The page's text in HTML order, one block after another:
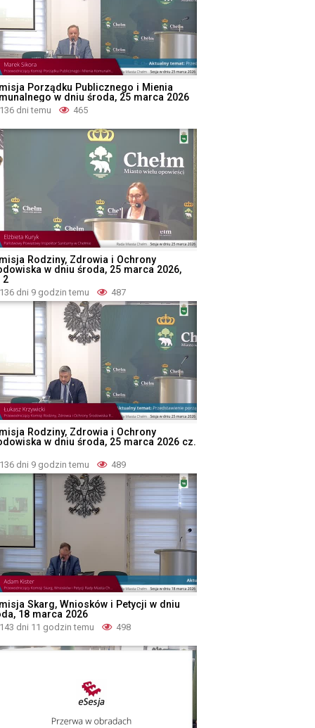
Porządku Publicznego i Mienia
w dniu środa, 25 marca 2026
136 dni temu 465
Rodziny, Zdrowia i Ochrony
w dniu środa, 25 marca 2026,
2
136 dni 9 godzin temu 487
Rodziny, Zdrowia i Ochrony
w dniu środa, 25 marca 2026 cz.
136 dni 9 godzin temu 489
Skarg, Wniosków i Petycji w dniu
18 marca 2026
143 dni 11 godzin temu 498